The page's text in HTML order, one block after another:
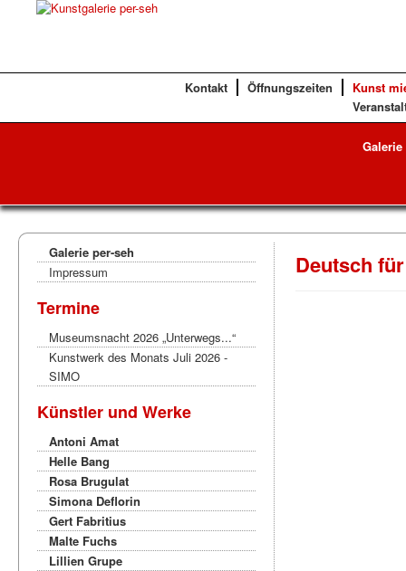
Kontakt Öffnungszeiten
Kunst
Galerie per-seh
Impressum
Termine
Museumsnacht 2026 „Unterwegs...“
Kunstwerk des Monats Juli 2026 -
SIMO
Künstler und Werke
Antoni Amat
Helle Bang
Rosa Brugulat
Simona Deflorin
Gert Fabritius
Malte Fuchs
Lillien Grupe
Deutsch